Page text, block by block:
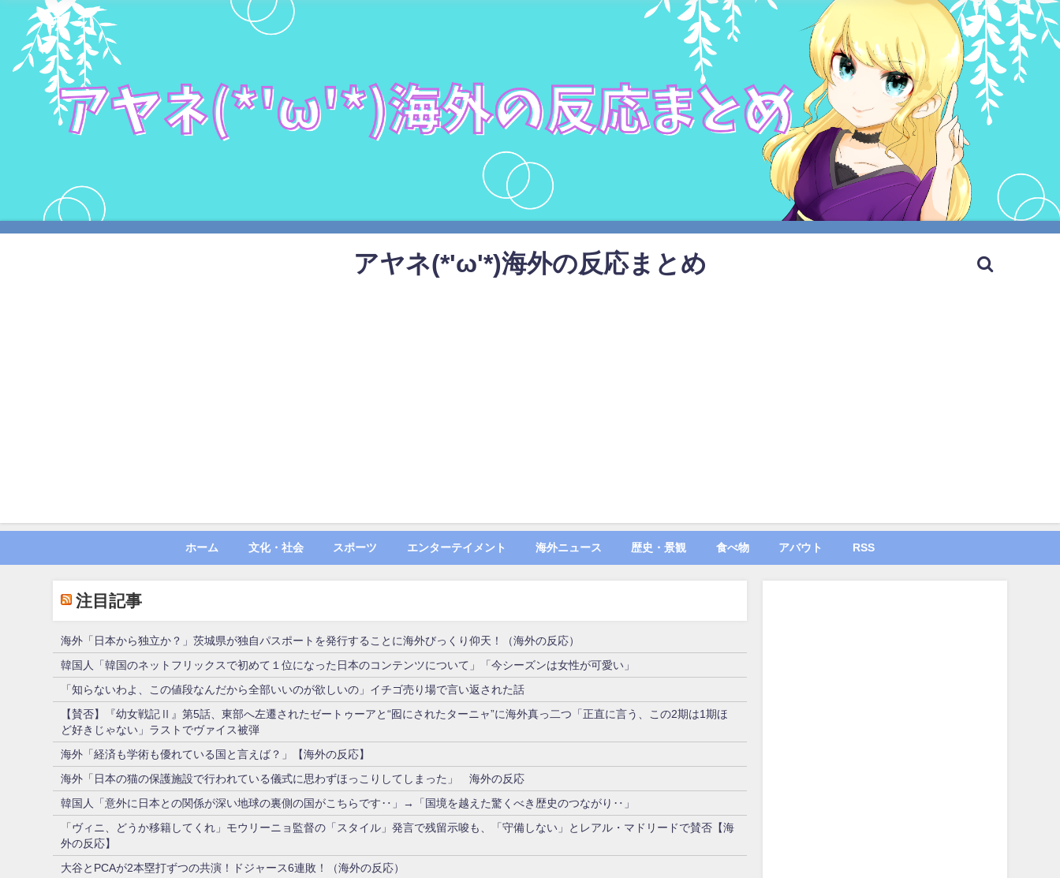
アヤネ(*'ω'*)海外の反応まとめ
ホーム 文化・社会 スポーツ エンターテイメント 海外ニュース 歴史・景観 食べ物 アバウト RSS
注目記事
海外「日本から独立か？」茨城県が独自パスポートを発行することに海外びっくり仰天！（海外の反応）
韓国人「韓国のネットフリックスで初めて１位になった日本のコンテンツについて」「今シーズンは女性が可愛い」
「知らないわよ、この値段なんだから全部いいのが欲しいの」イチゴ売り場で言い返された話
【賛否】『幼女戦記Ⅱ』第5話、東部へ左遷されたゼートゥーアと“囮にされたターニャ”に海外真っ二つ「正直に言う、この2期は1期ほ
ど好きじゃない」ラストでヴァイス被弾
海外「経済も学術も優れている国と言えば？」【海外の反応】
海外「日本の猫の保護施設で行われている儀式に思わずほっこりしてしまった」 海外の反応
韓国人「意外に日本との関係が深い地球の裏側の国がこちらです‥」→「国境を越えた驚くべき歴史のつながり‥」
「ヴィニ、どうか移籍してくれ」モウリーニョ監督の「スタイル」発言で残留示唆も、「守備しない」とレアル・マドリードで賛否【海
外の反応】
大谷とPCAが2本塁打ずつの共演！ドジャース6連敗！（海外の反応）